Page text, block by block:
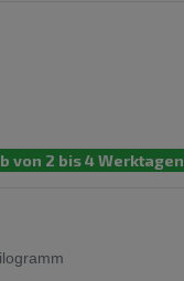
von 2 bis 4 Werktagen